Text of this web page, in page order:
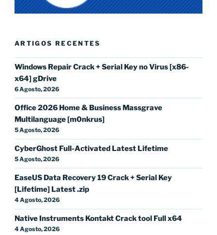
ARTIGOS RECENTES
Windows Repair Crack + Serial Key no Virus [x86-
x64] gDrive
6 Agosto, 2026
Office 2026 Home & Business Massgrave
Multilanguage [m0nkrus]
5 Agosto, 2026
CyberGhost Full-Activated Latest Lifetime
5 Agosto, 2026
EaseUS Data Recovery 19 Crack + Serial Key
[Lifetime] Latest .zip
4 Agosto, 2026
Native Instruments Kontakt Crack tool Full x64
4 Agosto, 2026